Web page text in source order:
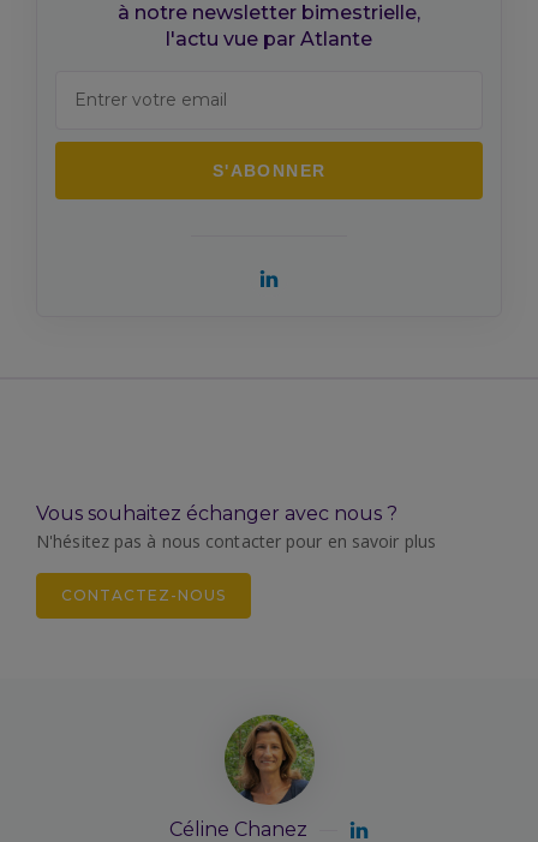
à notre newsletter bimestrielle,
l'actu vue par Atlante
Vous souhaitez échanger avec nous ?
N'hésitez pas à nous contacter pour en savoir plus
CONTACTEZ-NOUS
Céline Chanez